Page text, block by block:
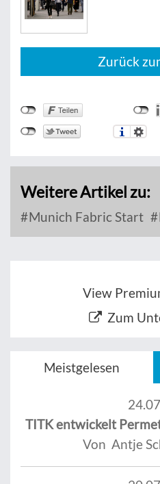
Zurück
Weitere Artikel zu:
Munich Fabric Start
View
Zum
Meistgelesen
TITK entwickelt
Von Antje